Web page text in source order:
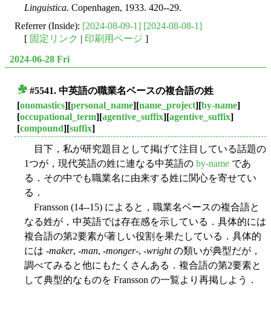
Linguistica. Copenhagen, 1933. 420--29.
Referrer (Inside): [2024-08-09-1] [2024-08-08-1]
[ 固定リンク | 印刷用ページ ]
2024-06-28 Fri
#5541. 中英語の職業名ベースの複合語の姓
[onomastics][personal_name][name_project][by-name]
[occupational_term][agentive_suffix][agentive_suffix]
[compound][suffix]
目下，私が研究題目として掲げて注目している話題の
1つが，現代英語の姓に連なる中英語の by-name であ
る．その中でも職業名に由来する姓に関心を寄せてい
る．
Fransson (14--15) によると，職業名ベースの複合語と
なる姓が，中英語では存在感を示している．具体的には
複合語の第2要素が著しい役割を果たしている．具体的
には -maker, -man, -monger-, -wrightの類いが典型だが，
調べてみると他にもたくさんある．複合語の第2要素と
して典型的なものを Fransson の一覧より再掲しよう．